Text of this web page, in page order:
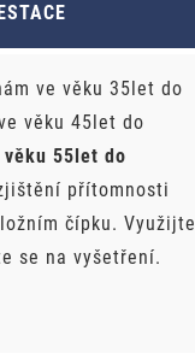
ve věku 35let do
věku 45let do
věku 55let do
přítomnosti
čípku. Využijte
se na vyšetření.